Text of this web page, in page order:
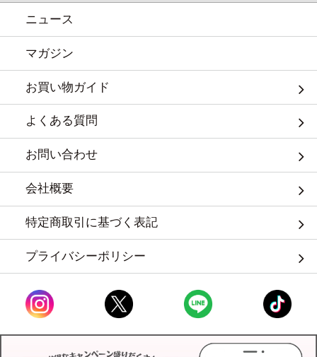
ニュース
マガジン
お買い物ガイド
よくある質問
お問い合わせ
会社概要
特定商取引に基づく表記
プライバシーポリシー